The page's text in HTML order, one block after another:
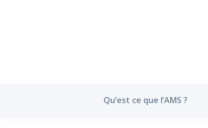
Qu’est ce que l’AMS ?